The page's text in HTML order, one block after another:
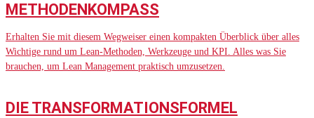
METHODENKOMPASS
Erhalten Sie mit diesem Wegweiser einen kompakten Überblick über alles
Wichtige rund um Lean-Methoden, Werkzeuge und KPI. Alles was Sie
brauchen, um Lean Management praktisch umzusetzen.
DIE TRANSFORMATIONSFORMEL